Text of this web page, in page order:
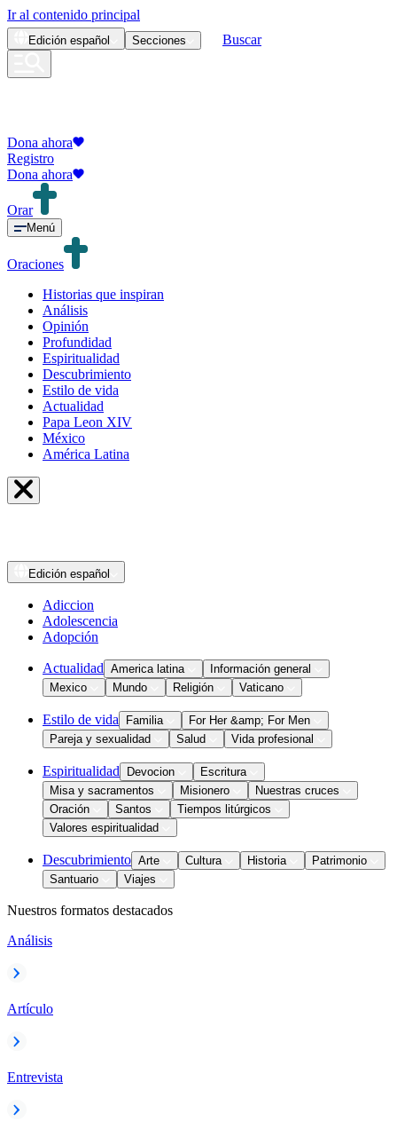
Ir al contenido principal
Edición español Secciones Buscar
Dona ahora
Registro
Dona ahora
Orar
Menú
Oraciones
Historias que inspiran
Análisis
Opinión
Profundidad
Espiritualidad
Descubrimiento
Estilo de vida
Actualidad
Papa Leon XIV
México
América Latina
Edición español
Adiccion
Adolescencia
Adopción
Actualidad America latina
Información general
Mexico
Mundo Religión Vaticano
Estilo de vida Familia
For Her &amp; For Men
Pareja y sexualidad
Salud Vida profesional
Espiritualidad Devocion
Escritura
Misa y sacramentos
Misionero
Nuestras cruces
Oración
Santos
Tiempos litúrgicos
Valores espiritualidad
Descubrimiento Arte Cultura Historia
Patrimonio
Santuario
Viajes
Nuestros formatos destacados
Análisis
Artículo
Entrevista